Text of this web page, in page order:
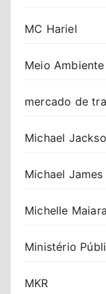
MC Hariel
Meio Ambiente
mercado de
Michael
Michael James
Michelle
Ministério
MKR